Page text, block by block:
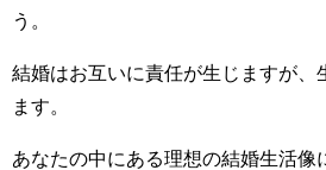
う。
結婚はお互いに責任が生じますが、
ます。
あなたの中にある理想の結婚生活像